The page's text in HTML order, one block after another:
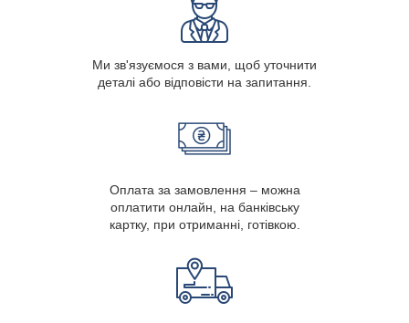
Ми зв'язуємося з вами, щоб уточнити
деталі або відповісти на запитання.
Оплата за замовлення – можна
оплатити онлайн, на банківську
картку, при отриманні, готівкою.